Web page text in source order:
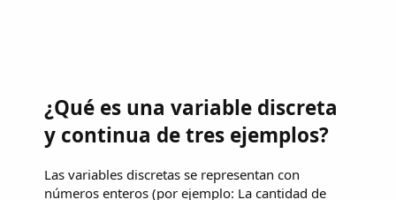
¿Qué es una variable discreta
y continua de tres ejemplos?
Las variables discretas se representan con
números enteros (por ejemplo: La cantidad de